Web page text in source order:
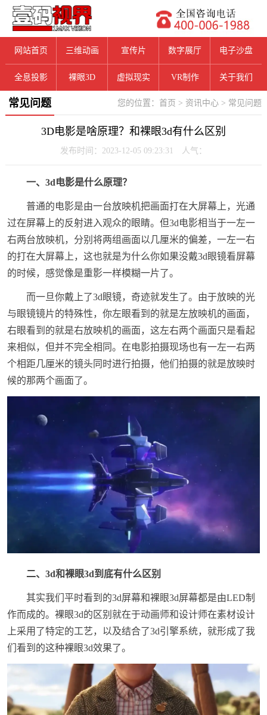
网站首页 三维动画 宣传片 数字展厅 电子沙盘
全息投影 裸眼3D 虚拟现实 VR制作 关于我们
您的位置： 首页 > 资讯中心 > 常见问题
常见问题
3D电影是啥原理？和裸眼3d有什么区别
发布时间：2023-12-05 09:23:31 人气：
一、3d电影是什么原理？
普通的电影是由一台放映机把画面打在大屏幕上，光通
过在屏幕上的反射进入观众的眼睛。但3d电影相当于一左一
右两台放映机，分别将两组画面以几厘米的偏差，一左一右
的打在大屏幕上，这也就是为什么你如果没戴3d眼镜看屏幕
的时候，感觉像是重影一样模糊一片了。
而一旦你戴上了3d眼镜，奇迹就发生了。由于放映的光
与眼镜镜片的特殊性，你左眼看到的就是左放映机的画面，
右眼看到的就是右放映机的画面，这左右两个画面只是看起
来相似，但并不完全相同。在电影拍摄现场也有一左一右两
个相距几厘米的镜头同时进行拍摄，他们拍摄的就是放映时
候的那两个画面了。
二、3d和裸眼3d到底有什么区别
其实我们平时看到的3d屏幕和裸眼3d屏幕都是由LED制
作而成的。裸眼3d的区别就在于动画师和设计师在素材设计
上采用了特定的工艺，以及结合了3d引擎系统，就形成了我
们看到的这种裸眼3d效果了。